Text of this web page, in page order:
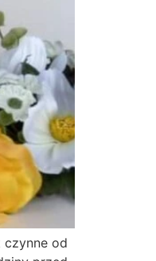
czynne od